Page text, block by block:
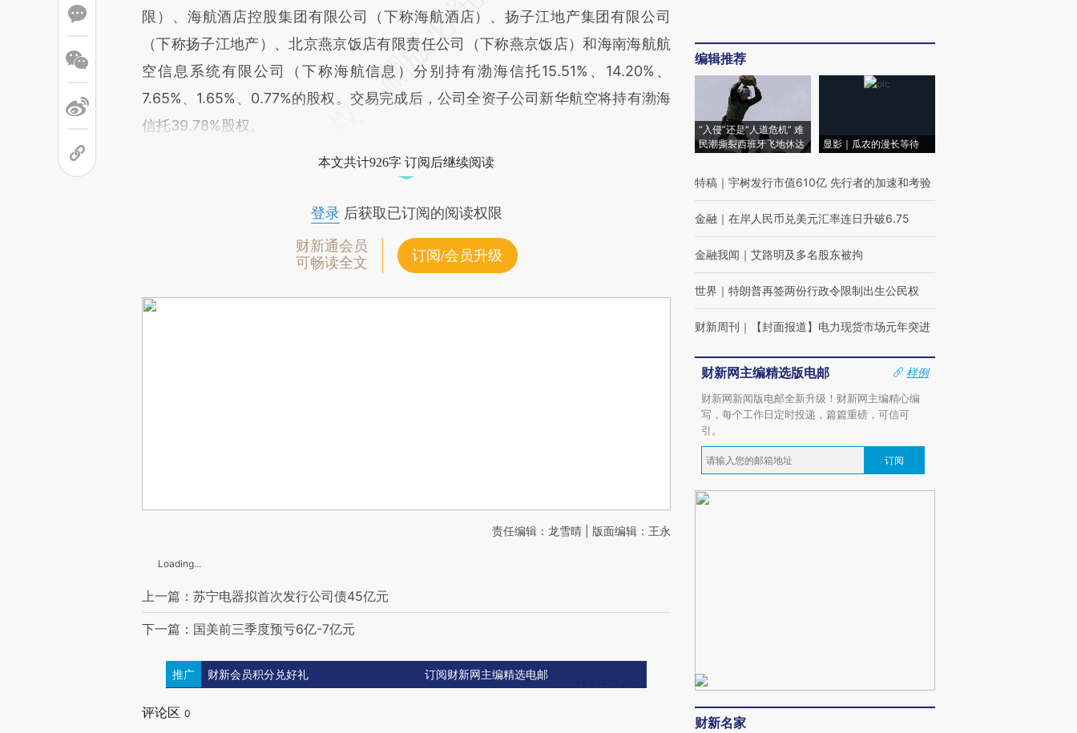
限）、海航酒店控股集团有限公司（下称海航酒店）、扬子江地产集团有限公司
（下称扬子江地产）、北京燕京饭店有限责任公司（下称燕京饭店）和海南海航航
空信息系统有限公司（下称海航信息）分别持有渤海信托15.51%、14.20%、
7.65%、1.65%、0.77%的股权。交易完成后，公司全资子公司新华航空将持有渤海
信托39.78%股权。
本文共计926字 订阅后继续阅读
登录后获取已订阅的阅读权限
财新通会员
可畅读全文
订阅/会员升级
责任编辑：龙雪晴 | 版面编辑：王永
Loading...
上一篇：苏宁电器拟首次发行公司债45亿元
下一篇：国美前三季度预亏6亿-7亿元
推广 财新会员积分兑好礼 订阅财新网主编精选电邮
评论区 0
编辑推荐
“入侵”还是“人道危机” 难
民潮撕裂西班牙飞地休达
显影｜瓜农的漫长等待
特稿 ｜ 宇树发行市值610亿 先行者的加速和考验
金融 ｜ 在岸人民币兑美元汇率连日升破6.75
金融我闻 ｜ 艾路明及多名股东被拘
世界 ｜ 特朗普再签两份行政令限制出生公民权
财新周刊 ｜ 【封面报道】电力现货市场元年突进
财新网主编精选版电邮
样例
财新网新闻版电邮全新升级！财新网主编精心编
写，每个工作日定时投递，篇篇重磅，可信可
引。
订阅
财新名家